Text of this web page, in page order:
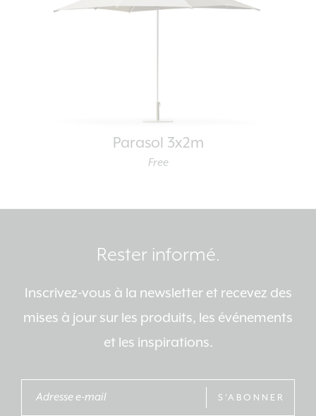
Parasol 3x2m
Free
Rester informé.
Inscrivez-vous à la newsletter et recevez des
mises à jour sur les produits, les événements
et les inspirations.
S'ABONNER